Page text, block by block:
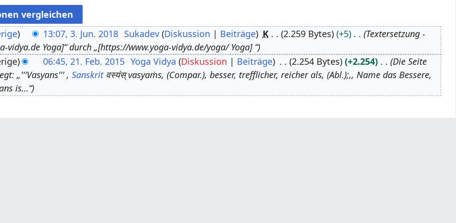
13:07, 3. Jun. 2018 Sukadev Diskussion Beiträge K 2.259 Bytes +5
Textersetzung -
vidya.de Yoga]“ durch „[https://www.yoga-vidya.de/yoga/ Yoga] “
06:45, 21. Feb. 2015 Yoga Vidya Diskussion Beiträge 2.254 Bytes +2.254
Die Seite
„'''Vasyans''' ,Sanskritवस्यंस् vasyaṁs, (Compar.), besser, trefflicher, reicher als, (Abl.);,, Name das Bessere,
is…“